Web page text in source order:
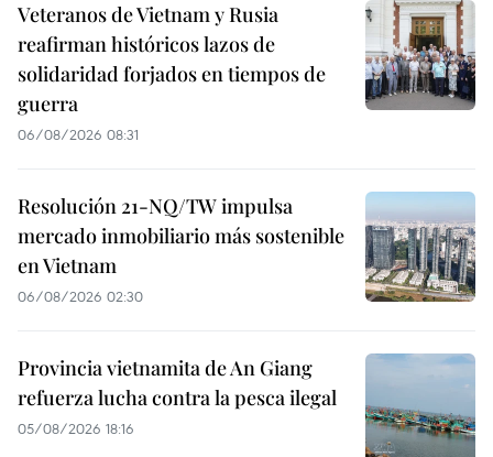
Veteranos de Vietnam y Rusia
reafirman históricos lazos de
solidaridad forjados en tiempos de
guerra
06/08/2026 08:31
Resolución 21-NQ/TW impulsa
mercado inmobiliario más sostenible
en Vietnam
06/08/2026 02:30
Provincia vietnamita de An Giang
refuerza lucha contra la pesca ilegal
05/08/2026 18:16